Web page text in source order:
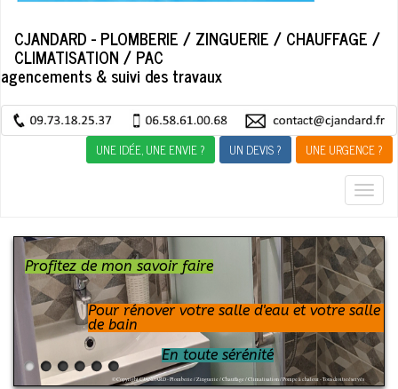
CJANDARD - PLOMBERIE / ZINGUERIE / CHAUFFAGE /
CLIMATISATION / PAC
agencements & suivi des travaux
UNE IDÉE, UNE ENVIE ? UN DEVIS ? UNE URGENCE ?
© Copyright CJANDARD - Plomberie / Zinguerie / Chauffage / Climatisation / Pompe à chaleur - Tous droits réservés
Profitez de mon savoir faire
Pour rénover votre salle d'eau et votre salle
de bain
En toute sérénité